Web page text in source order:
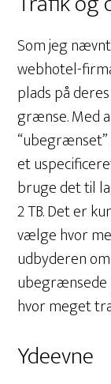
Som jeg
webhotel-
plads på
grænse. Med
“ubegrænset”
et
bruge det til
2 TB. Det er
vælge hvor
udbyderen
ubegrænsede
hvor meget
Ydeevne